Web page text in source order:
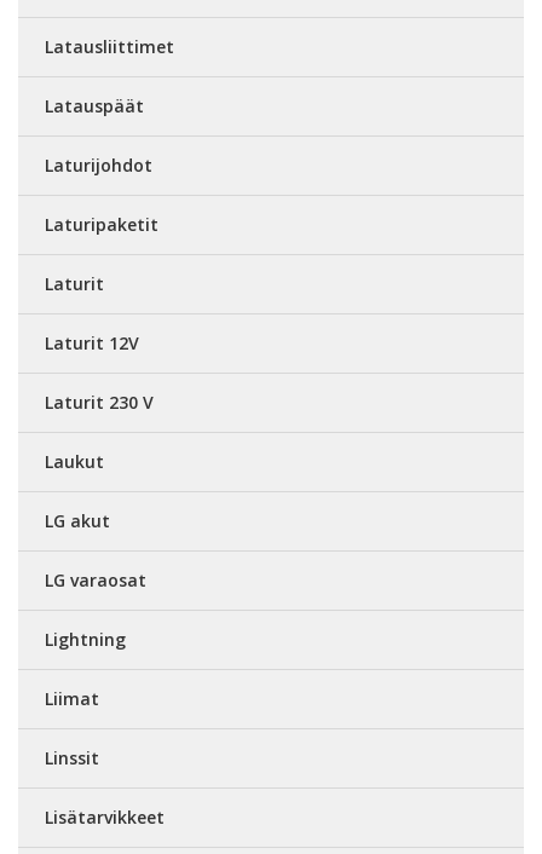
Latausliittimet
Latauspäät
Laturijohdot
Laturipaketit
Laturit
Laturit 12V
Laturit 230 V
Laukut
LG akut
LG varaosat
Lightning
Liimat
Linssit
Lisätarvikkeet